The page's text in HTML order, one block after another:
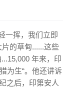
一挥，我们立即
的草甸......这些
年来，印
为生“。他还讲诉
之后，印第安人